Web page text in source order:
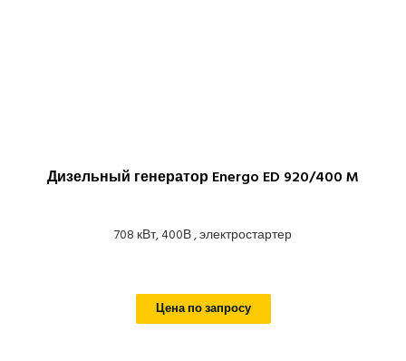
Дизельный генератор Energo ED 920/400 M
708 кВт, 400В , электростартер
Цена по запросу